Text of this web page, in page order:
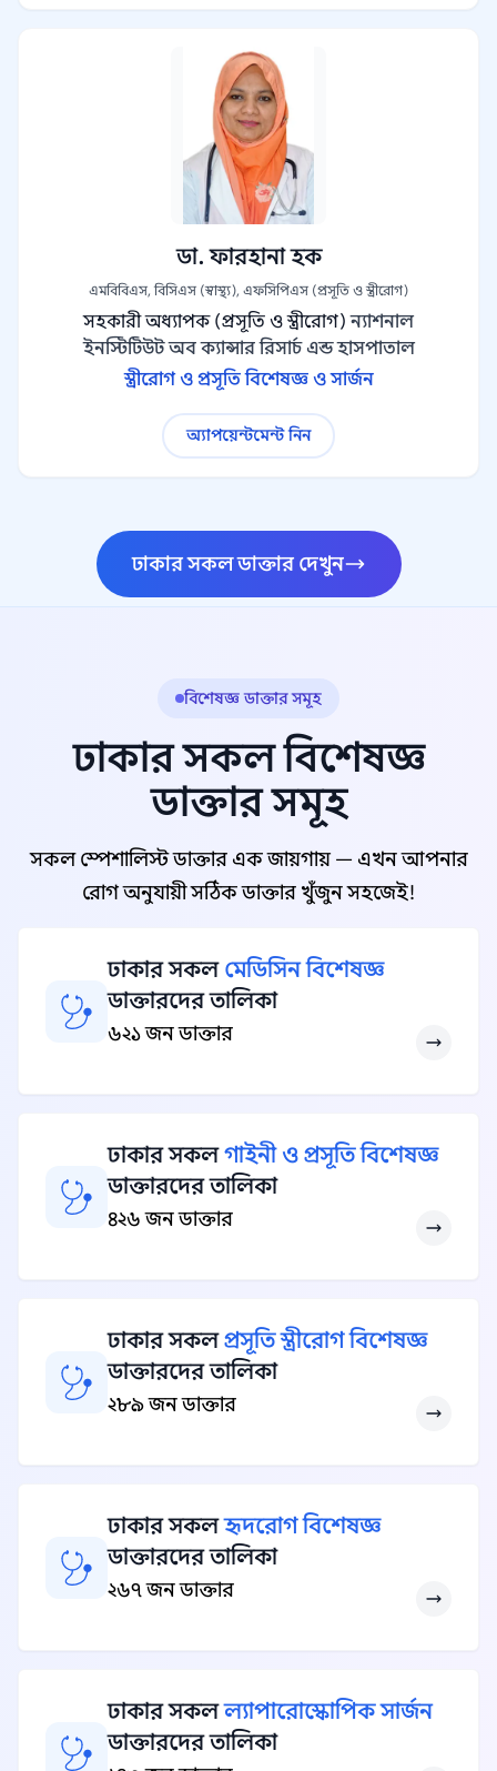
ডা. ফারহানা হক
এমবিবিএস, বিসিএস (স্বাস্থ্য), এফসিপিএস (প্রসূতি ও স্ত্রীরোগ)
সহকারী অধ্যাপক (প্রসূতি ও স্ত্রীরোগ) ন্যাশনাল
ইনস্টিটিউট অব ক্যান্সার রিসার্চ এন্ড হাসপাতাল
স্ত্রীরোগ ও প্রসূতি বিশেষজ্ঞ ও সার্জন
অ্যাপয়েন্টমেন্ট নিন
ঢাকার সকল ডাক্তার দেখুন
বিশেষজ্ঞ ডাক্তার সমূহ
ঢাকার সকল বিশেষজ্ঞ
ডাক্তার সমূহ
সকল স্পেশালিস্ট ডাক্তার এক জায়গায় — এখন আপনার
রোগ অনুযায়ী সঠিক ডাক্তার খুঁজুন সহজেই!
ঢাকার সকল মেডিসিন বিশেষজ্ঞ
ডাক্তারদের তালিকা
৬২১ জন ডাক্তার
ঢাকার সকলগাইনী ও প্রসূতি বিশেষজ্ঞ
ডাক্তারদের তালিকা
৪২৬ জন ডাক্তার
ঢাকার সকলপ্রসূতি স্ত্রীরোগ বিশেষজ্ঞ
ডাক্তারদের তালিকা
২৮৯ জন ডাক্তার
ঢাকার সকলহৃদরোগ বিশেষজ্ঞ
ডাক্তারদের তালিকা
২৬৭ জন ডাক্তার
ঢাকার সকলল্যাপারোস্কোপিক সার্জন
ডাক্তারদের তালিকা